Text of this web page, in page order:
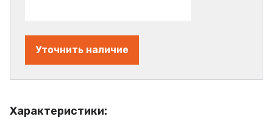
Характеристики:
Уточнить наличие